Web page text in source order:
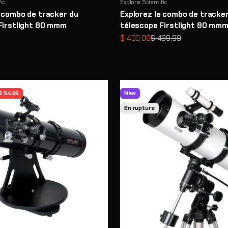
de tracker du
80 mmm
Explore Scientific
Explorez le combo de
télescope Firstlight 80 mmm
Prix de vente
$ 400.00Prix normal
$ 499.99
54.99 New
En rupture